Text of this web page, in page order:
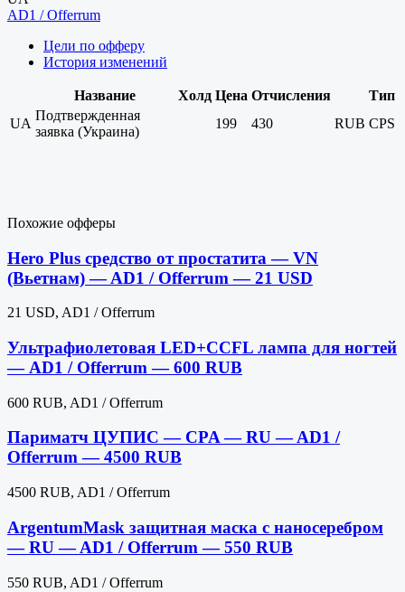
AD1 / Offerrum
Цели по офферу
История изменений
Название Холд Цена Отчисления
Тип
UA
Подтвержденная
заявка (Украина)
199 430 RUB CPS
Похожие офферы
Hero Plus средство от простатита — VN
(Вьетнам) — AD1 / Offerrum — 21 USD
21 USD, AD1 / Offerrum
Ультрафиолетовая LED+CCFL лампа для ногтей
— AD1 / Offerrum — 600 RUB
600 RUB, AD1 / Offerrum
Париматч ЦУПИС — CPA — RU — AD1 /
Offerrum — 4500 RUB
4500 RUB, AD1 / Offerrum
ArgentumMask защитная маска с наносеребром
— RU — AD1 / Offerrum — 550 RUB
550 RUB, AD1 / Offerrum